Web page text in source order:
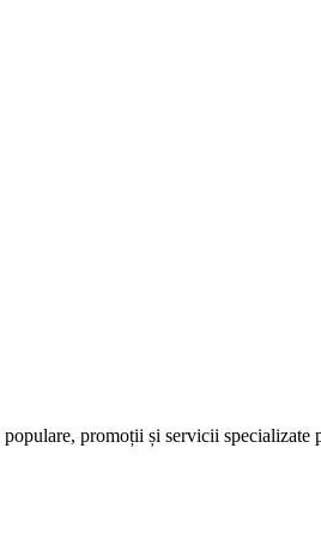
promoții și servicii specializate